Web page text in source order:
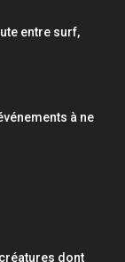
entre surf,
à ne
dont